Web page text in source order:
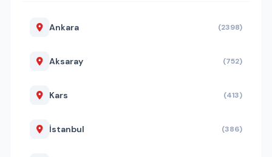
Ankara (2398)
Aksaray (752)
Kars (413)
İstanbul (386)